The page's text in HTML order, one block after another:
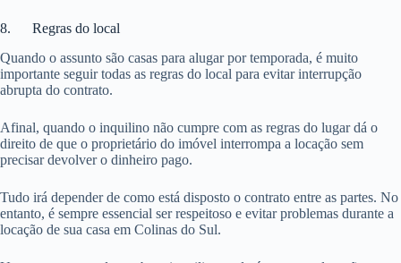
8. Regras do local
Quando o assunto são casas para alugar por temporada, é muito
importante seguir todas as regras do local para evitar interrupção
abrupta do contrato.
Afinal, quando o inquilino não cumpre com as regras do lugar dá o
direito de que o proprietário do imóvel interrompa a locação sem
precisar devolver o dinheiro pago.
Tudo irá depender de como está disposto o contrato entre as partes. No
entanto, é sempre essencial ser respeitoso e evitar problemas durante a
locação de sua casa em Colinas do Sul.